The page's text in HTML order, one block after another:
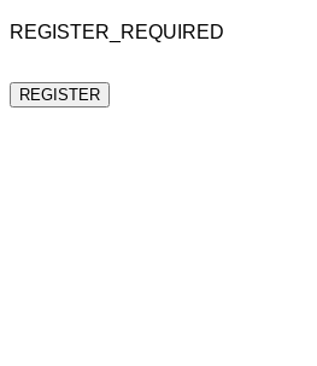
REGISTER_REQUIRED
REGISTER